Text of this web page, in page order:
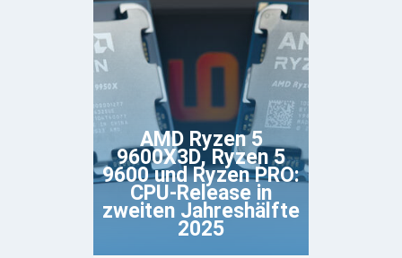
AMD Ryzen 5
9600X3D, Ryzen 5
9600 und Ryzen PRO:
CPU-Release in
zweiten Jahreshälfte
2025